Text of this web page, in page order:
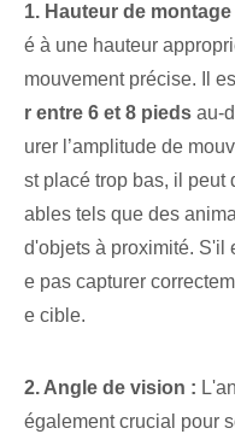
1. Hauteur de montage
é à une hauteur
mouvement précise. Il
r entre 6 et 8 pieds au-
urer l’amplitude de
st placé trop bas, il peut
ables tels que des
d'objets à proximité. S'il
e pas capturer
e cible.
2. Angle de vision :
également crucial pour